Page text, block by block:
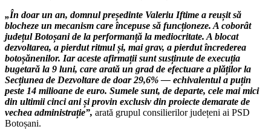
„În doar un an, domnul președinte Valeriu Iftime a reușit să
blocheze un mecanism care începuse să funcționeze. A coborât
județul Botoșani de la performanță la mediocritate. A blocat
dezvoltarea, a pierdut ritmul și, mai grav, a pierdut încrederea
botoșănenilor. Iar aceste afirmații sunt susținute de execuția
bugetară la 9 luni, care arată un grad de efectuare a plăților la
Secțiunea de Dezvoltare de doar 29,6% — echivalentul a puțin
peste 14 milioane de euro. Sumele sunt, de departe, cele mai mici
din ultimii cinci ani și provin exclusiv din proiecte demarate de
vechea administrație”, arată grupul consilierilor județeni ai PSD
Botoșani.